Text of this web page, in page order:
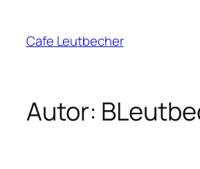
springen
Cafe Leutbecher
Autor: